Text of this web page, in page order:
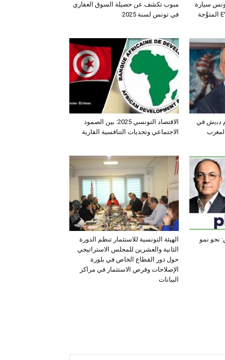
مبوب تكشف عن حصيلة السوق العقاري
في تونس لسنة 2025
سيارة
الـدفع الرباعي الكهربائي EV3 المتوَّجة
الاقتصاد التونسي 2025: بين الصمود
الاجتماعي وتحديات التنافسية القارية
دﺑﯾش ﻓﻲ
الهيئة التونسية للاستثمار تنظم الدورة
الثانية والعشرين للمجلس الاستراتيجي
حول دور القطاع الخاص في بلورة
الإصلاحات وفرص الاستثمار في مراكز
البيانات
نحو نمو